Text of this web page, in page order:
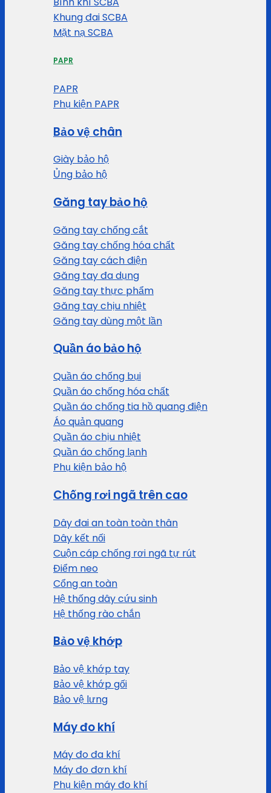
Khung đai SCBA
Mặt nạ SCBA
PAPR
PAPR
Phụ kiện PAPR
Bảo vệ chân
Giày bảo hộ
Ủng bảo hộ
Găng tay bảo hộ
Găng tay chống cắt
Găng tay chống hóa chất
Găng tay cách điện
Găng tay đa dụng
Găng tay thực phẩm
Găng tay chịu nhiệt
Găng tay dùng một lần
Quần áo bảo hộ
Quần áo chống bụi
Quần áo chống hóa chất
Quần áo chống tia hồ quang điện
Áo quản quang
Quần áo chịu nhiệt
Quần áo chống lạnh
Phụ kiện bảo hộ
Chống rơi ngã trên cao
Dây đai an toàn toàn thân
Dây kết nối
Cuộn cáp chống rơi ngã tự rút
Điểm neo
Cổng an toàn
Hệ thống dây cứu sinh
Hệ thống rào chắn
Bảo vệ khớp
Bảo vệ khớp tay
Bảo vệ khớp gối
Bảo vệ lưng
Máy đo khí
Máy đo đa khí
Máy đo đơn khí
Phụ kiện máy đo khí